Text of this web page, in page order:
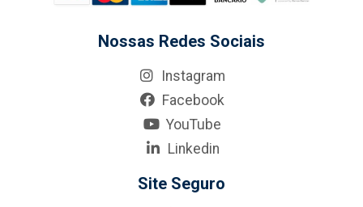
Nossas Redes Sociais
Instagram
Facebook
YouTube
Linkedin
Site Seguro